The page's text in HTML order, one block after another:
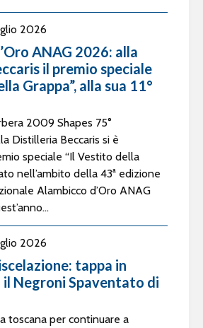
2026
ANAG 2026: alla
il premio speciale
Grappa”, alla sua 11°
2009 Shapes 75°
Distilleria Beccaris si è
speciale “Il Vestito della
nell’ambito della 43ª edizione
Alambicco d’Oro ANAG
2026
tappa in
il Negroni Spaventato di
toscana per continuare a